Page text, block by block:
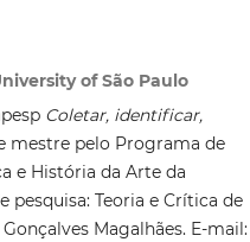
of São Paulo
Coletar, identificar,
mestre pelo Programa de
e História da Arte da
pesquisa: Teoria e Crítica de
Magalhães. E-mail: